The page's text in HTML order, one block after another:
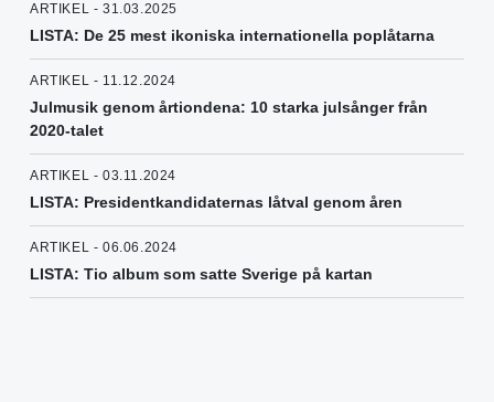
ARTIKEL - 31.03.2025
LISTA: De 25 mest ikoniska internationella poplåtarna
ARTIKEL - 11.12.2024
Julmusik genom årtiondena: 10 starka julsånger från
2020-talet
ARTIKEL - 03.11.2024
LISTA: Presidentkandidaternas låtval genom åren
ARTIKEL - 06.06.2024
LISTA: Tio album som satte Sverige på kartan